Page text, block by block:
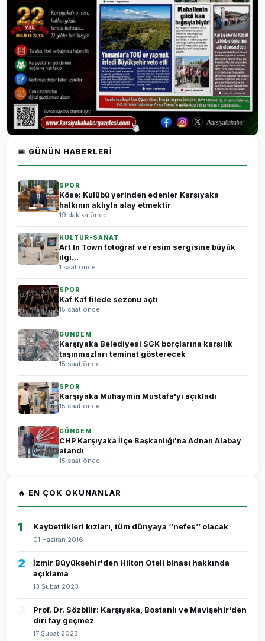
📅 GÜNÜN HABERLERI
SPOR
Köse: Kulübü yerinden edenler Karşıyaka
halkının aklıyla alay etmektir
19 dakika önce
KÜLTÜR-SANAT
Art In Town fotoğraf ve resim sergisine büyük
ilgi...
1 saat önce
SPOR
Kaf Kaf filede sezonu açtı
15 saat önce
GÜNDEM
Karşıyaka Belediyesi SGK borçlarına karşılık
taşınmazları teminat gösterecek
15 saat önce
SPOR
Karşıyaka Muhaymin Mustafa'yı açıkladı
15 saat önce
GÜNDEM
CHP Karşıyaka İlçe Başkanlığı'na Adnan Alabay
atandı
15 saat önce
🔥 EN ÇOK OKUNANLAR
1 Kaybettikleri kızları, tüm dünyaya ‘’nefes’’ olacak
01 Haziran 2016
2
İzmir Büyükşehir'den Hilton Oteli binası hakkında
açıklama
13 Şubat 2023
Prof. Dr. Sözbilir: Karşıyaka, Bostanlı ve Mavişehir'den
diri fay geçmez
17 Şubat 2023